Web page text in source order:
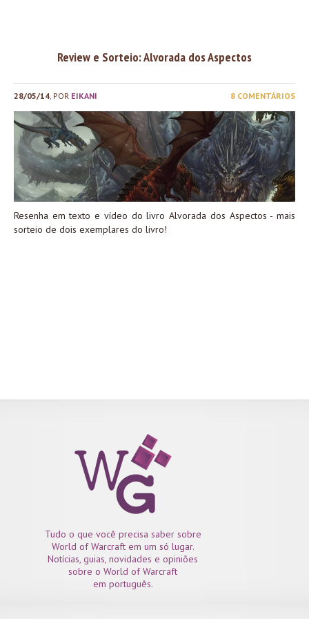
ajudar muito nisso!...
Review e Sorteio: Alvorada dos Aspectos
28/05/14, POR EIKANI 8 COMENTÁRIOS
Resenha em texto e vídeo do livro Alvorada dos Aspectos - mais
sorteio de dois exemplares do livro!
Tudo o que você precisa saber sobre
World of Warcraft em um só lugar.
Notícias, guias, novidades e opiniões
sobre o World of Warcraft
em português.